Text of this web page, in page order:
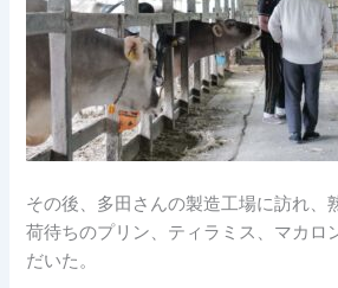
その後、多田さんの製造工場に訪れ、
荷待ちのプリン、ティラミス、マカロ
だいた。